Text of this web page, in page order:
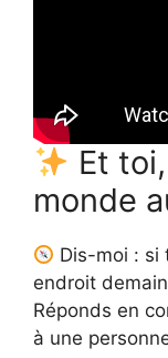
Et
monde
Dis-moi : si
endroit
Réponds en
à une